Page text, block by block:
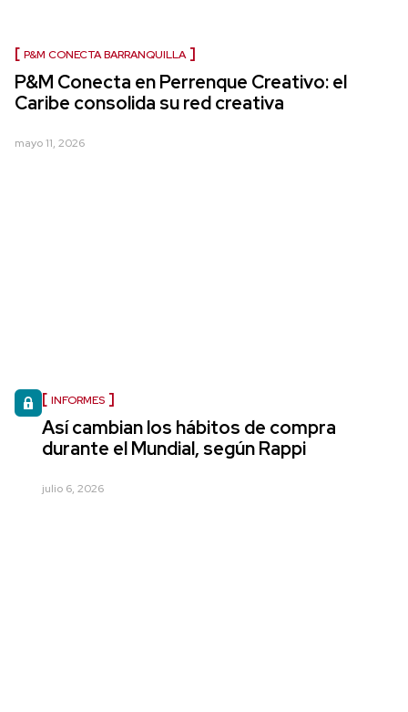
P&M CONECTA BARRANQUILLA
P&M Conecta en Perrenque Creativo: el
Caribe consolida su red creativa
mayo 11, 2026
INFORMES
Así cambian los hábitos de compra
durante el Mundial, según Rappi
julio 6, 2026